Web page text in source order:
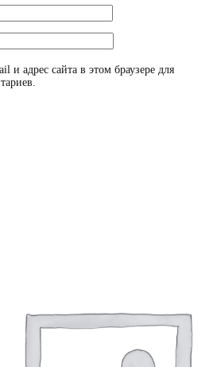
и адрес сайта в этом браузере для